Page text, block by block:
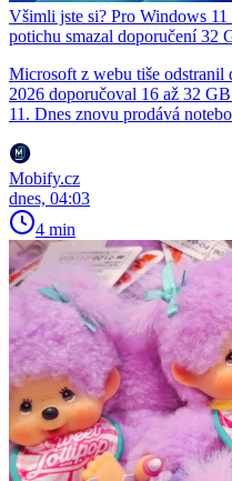
Všimli jste si? Pro Windows
potichu smazal doporučení 32
Microsoft z webu tiše odstranil
2026 doporučoval 16 až 32
11. Dnes znovu prodává
Mobify.cz
dnes, 04:03
4 min